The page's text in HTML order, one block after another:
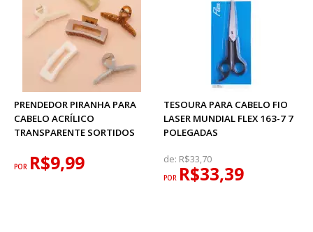
PRENDEDOR PIRANHA PARA
CABELO ACRÍLICO
TRANSPARENTE SORTIDOS
POR R$9,99
TESOURA PARA CABELO FIO
LASER MUNDIAL FLEX 163-7 7
POLEGADAS
de: R$33,70
POR R$33,39